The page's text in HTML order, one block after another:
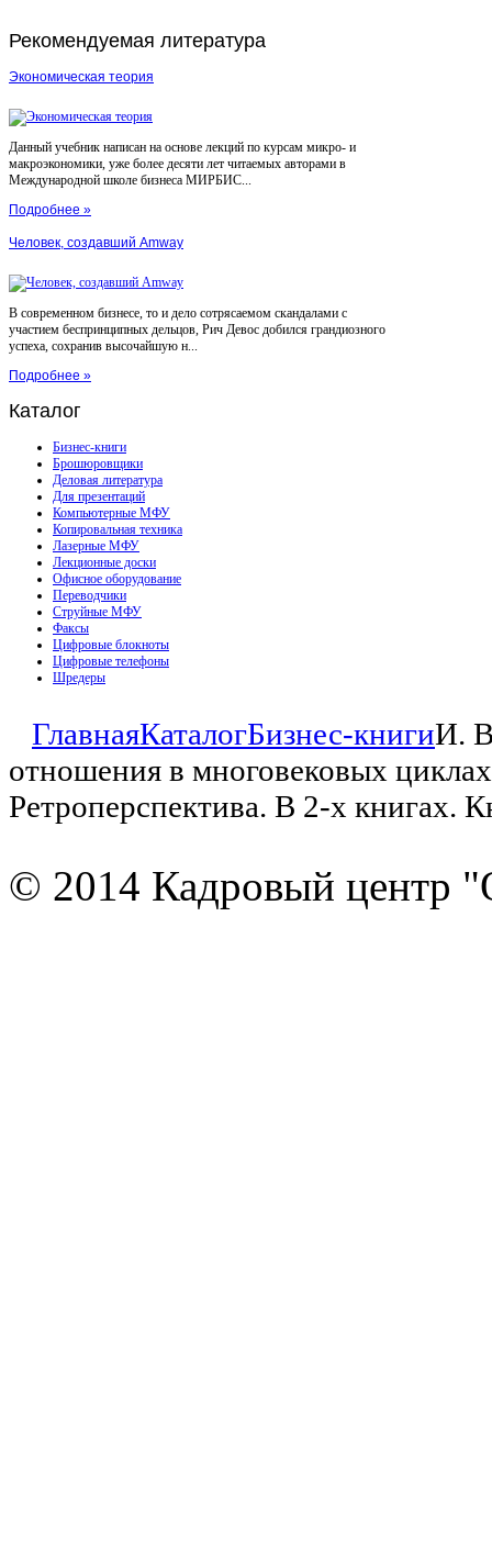
Рекомендуемая литература
Экономическая теория
Данный учебник написан на основе лекций по курсам микро- и
макроэкономики, уже более десяти лет читаемых авторами в
Международной школе бизнеса МИРБИС...
Подробнее »
Человек, создавший Amway
В современном бизнесе, то и дело сотрясаемом скандалами с
участием беспринципных дельцов, Рич Девос добился грандиозного
успеха, сохранив высочайшую н...
Подробнее »
Каталог
Бизнес-книги
Брошюровщики
Деловая литература
Для презентаций
Компьютерные МФУ
Копировальная техника
Лазерные МФУ
Лекционные доски
Офисное оборудование
Переводчики
Струйные МФУ
Факсы
Цифровые блокноты
Цифровые телефоны
Шредеры
ГлавнаяКаталогБизнес-книгиИ.
отношения в многовековых
Ретроперспектива. В 2-х книгах.
© 2014 Кадровый центр